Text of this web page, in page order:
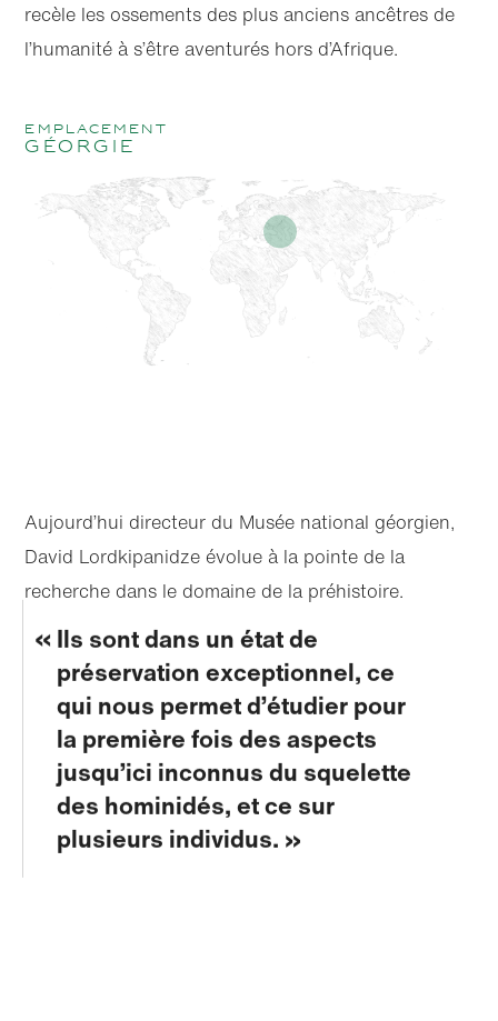
recèle les ossements des plus anciens ancêtres de
l’humanité à s’être aventurés hors d’Afrique.
emplacement
Géorgie
Aujourd’hui directeur du Musée national géorgien,
David Lordkipanidze évolue à la pointe de la
recherche dans le domaine de la préhistoire.
Ils sont dans un état de
préservation exceptionnel, ce
qui nous permet d’étudier pour
la première fois des aspects
jusqu’ici inconnus du squelette
des hominidés, et ce sur
plusieurs individus.